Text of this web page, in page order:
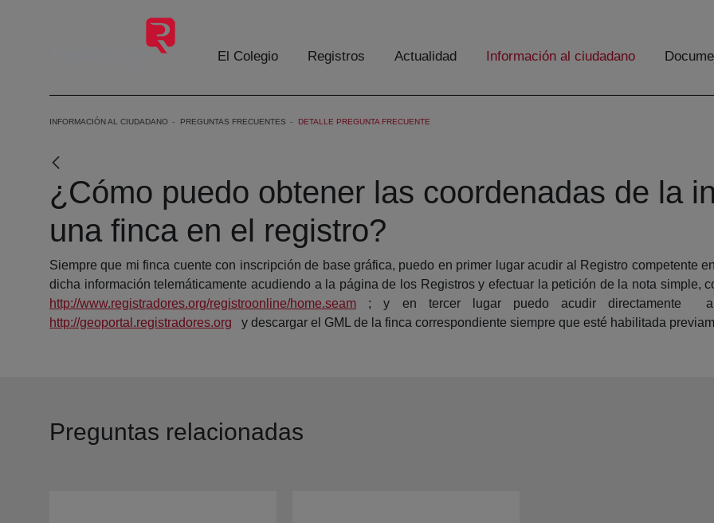
El Colegio Registros Actualidad Información al ciudadano
INFORMACIÓN AL CIUDADANO PREGUNTAS FRECUENTES DETALLE PREGUNTA FRECUENTE
¿Cómo puedo obtener las coordenadas de la
una finca en el registro?
Siempre que mi finca cuente con inscripción de base gráfica, puedo en primer lugar acudir al Registro competente
dicha información telemáticamente acudiendo a la página de los Registros y efectuar la petición de la nota simple,
http://www.registradores.org/registroonline/home.seam ; y en tercer lugar puedo acudir directamente
http://geoportal.registradores.org y descargar el GML de la finca correspondiente siempre que esté habilitada
Preguntas relacionadas